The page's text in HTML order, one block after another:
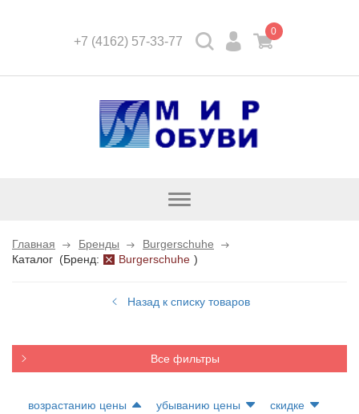
+7 (4162) 57-33-77
0
Открыть
Главная Бренды
Burgerschuhe
Каталог (Бренд: Burgerschuhe )
Назад к списку товаров
Все фильтры
возрастанию цены убыванию цены
скидке